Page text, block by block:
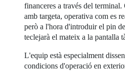
financeres a través del
amb targeta, operativa com es
però a l'hora d'introduir el pin
teclejarà el mateix a la pantalla
L'equip està especialment
condicions d'operació en